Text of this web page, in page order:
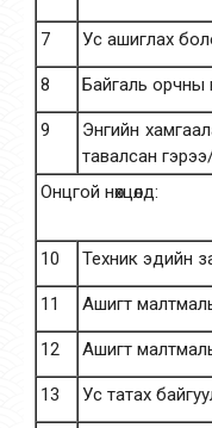
7 Ус ашиглах
8 Байгаль орчны
9
Энгийн
тавалсан
Онцгой нөхцөлд:
10 Техник эдийн
11 Ашигт
12 Ашигт
13 Ус татах